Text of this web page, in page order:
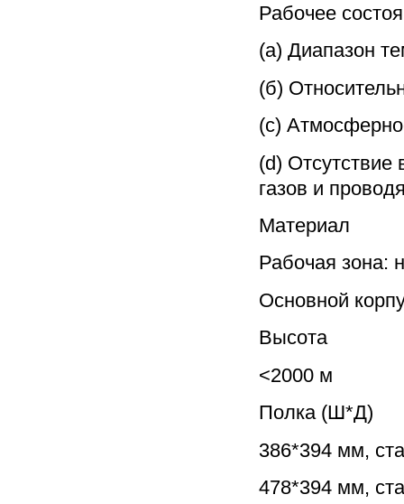
Рабочее
(а) Диапазон
(б)
(c)
(d)
газов и
Материал
Рабочая зона:
Основной
Высота
<2000 м
Полка (Ш*Д)
386*394 мм,
478*394 мм,